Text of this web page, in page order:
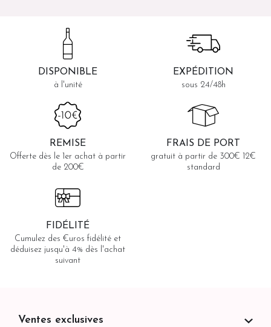
DISPONIBLE
à l'unité
EXPÉDITION
sous 24/48h
REMISE
Offerte dès le 1er achat à partir
de 200€
FRAIS DE PORT
gratuit à partir de 300€ 12€
standard
FIDÉLITÉ
Cumulez des €uros fidélité et
déduisez jusqu'à 4% dès l'achat
suivant
Ventes exclusives